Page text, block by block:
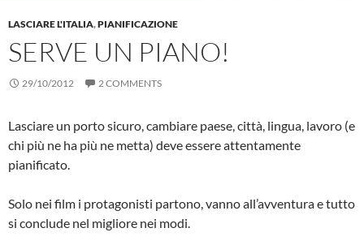
LASCIARE L'ITALIA,PIANIFICAZIONE
SERVE UN PIANO!
29/10/2012 2 COMMENTS
Lasciare un porto sicuro, cambiare paese, città, lingua, lavoro (e
chi più ne ha più ne metta) deve essere attentamente
pianificato.
Solo nei film i protagonisti partono, vanno all’avventura e tutto
si conclude nel migliore nei modi.